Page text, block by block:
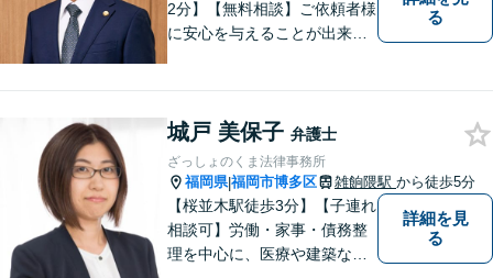
2分】【無料相談】ご依頼者様
に安心を与えることが出来る
いただくために、これからも
研鑽を積んでいきたいと考え
ております。
る
城戸 美保子 弁護士
ざっしょのくま法律事務所
福岡県|福岡市博多区 雑餉隈駅 から徒歩5分
【桜並木駅徒歩3分】【子連れ
相談可】労働・家事・債務整
理を中心に、医療や建築など
詳細を見
る